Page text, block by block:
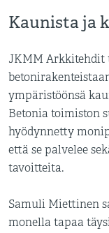
Kaunista ja
JKMM
ympäristöönsä
Betonia toimiston
hyödynnetty
että se palvelee
tavoitteita.
Samuli Miettinen
monella tapaa